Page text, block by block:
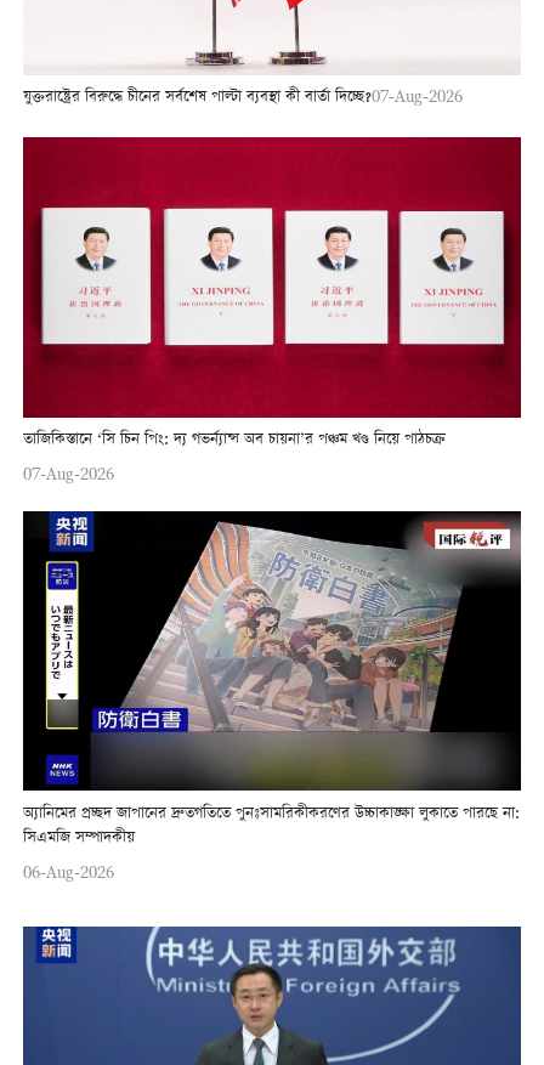
যুক্তরাষ্ট্রের বিরুদ্ধে চীনের সর্বশেষ পাল্টা ব্যবস্থা কী বার্তা দিচ্ছে?07-Aug-2026
তাজিকিস্তানে ‘সি চিন পিং: দ্য গভর্ন্যান্স অব চায়না’র পঞ্চম খণ্ড নিয়ে পাঠচক্র
07-Aug-2026
অ্যানিমের প্রচ্ছদ জাপানের দ্রুতগতিতে পুনঃসামরিকীকরণের উচ্চাকাঙ্ক্ষা লুকাতে পারছে না:
সিএমজি সম্পাদকীয়
06-Aug-2026